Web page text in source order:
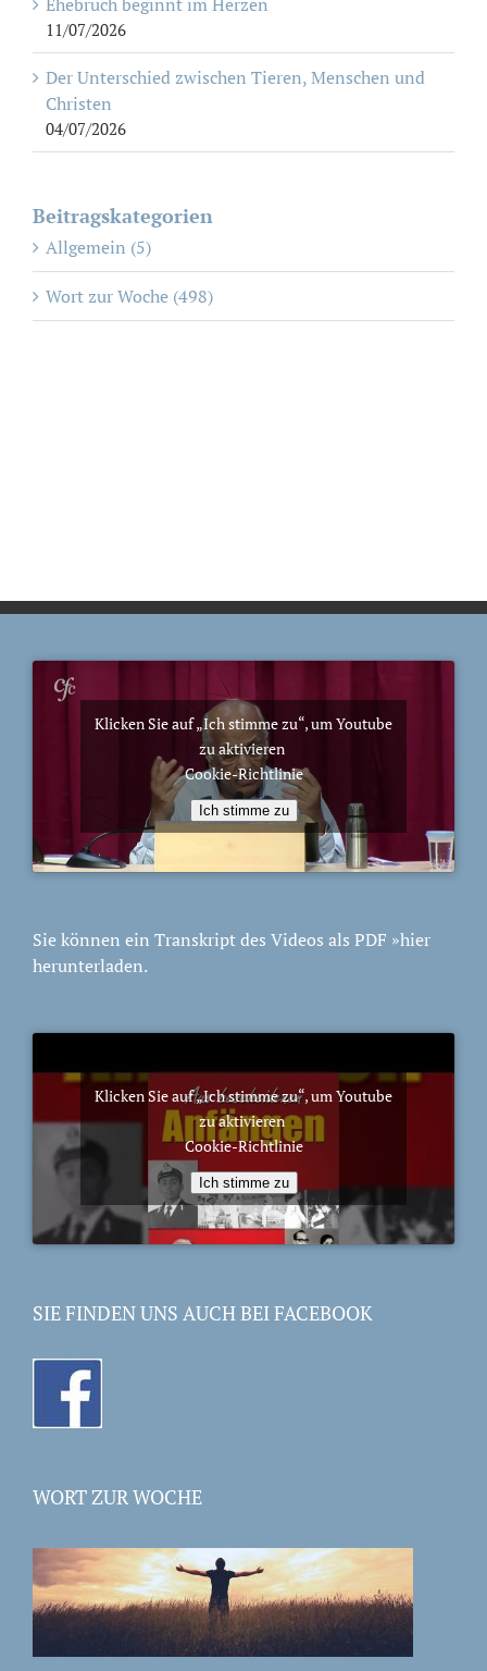
11/07/2026
Der Unterschied zwischen Tieren, Menschen und
Christen
04/07/2026
Beitragskategorien
Allgemein (5)
Wort zur Woche (498)
Klicken Sie auf „Ich stimme zu“, um Youtube
zu aktivieren
Cookie-Richtlinie
Ich stimme zu
Sie können ein Transkript des Videos als PDF »hier
herunterladen.
Klicken Sie auf „Ich stimme zu“, um Youtube
zu aktivieren
Cookie-Richtlinie
Ich stimme zu
SIE FINDEN UNS AUCH BEI FACEBOOK
WORT ZUR WOCHE